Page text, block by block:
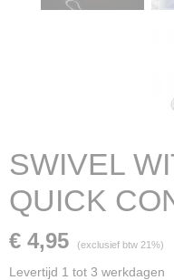
SWIVEL
QUICK
€ 4,95 (exclusief btw 21%)
Levertijd 1 tot 3 werkdagen